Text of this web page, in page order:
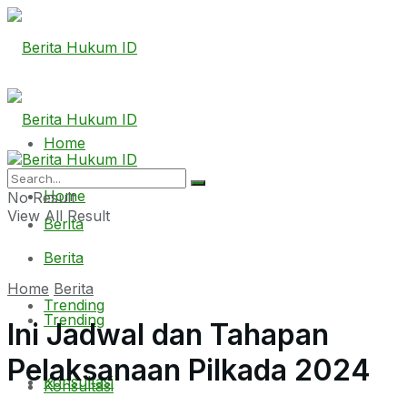
Home
Berita
Trending
Konsultasi
Home
Berita
Trending
Konsultasi
No Result
View All Result
Home Berita
Ini Jadwal dan Tahapan
Pelaksanaan Pilkada 2024